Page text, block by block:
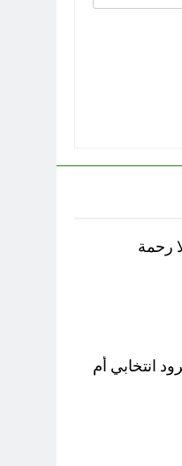
رحمة
انتخابي أم